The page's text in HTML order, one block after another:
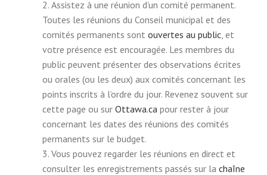
Assistez à une réunion d’un comité permanent.
Toutes les réunions du Conseil municipal et des
comités permanents sont ouvertes au public(
E
x
t
e
r
n
l
l
, et
votre présence est encouragée. Les membres du
public peuvent présenter des observations écrites
ou orales (ou les deux) aux comités concernant les
points inscrits à l’ordre du jour. Revenez souvent sur
cette page ou sur Ottawa.ca
E
t
e
pour rester à jour
concernant les dates des réunions des comités
permanents sur le budget.
Vous pouvez regarder les réunions en direct et
consulter les enregistrements passés sur la chaîne